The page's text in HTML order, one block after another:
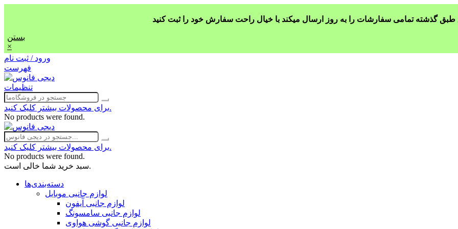
بستن
×
ورود / ثبت نام
فهرست
تنظیمات
برای محصولات بیشتر کلیک کنید.
No products were found.
برای محصولات بیشتر کلیک کنید.
No products were found.
سبد خرید شما خالی است.
دسته‌بندی‌ها
لوازم جانبی موبایل
لوازم جانبی آیفون
لوازم جانبی سامسونگ
لوازم جانبی گوشی هواوی